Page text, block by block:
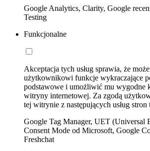
Google Analytics, Clarity, Google
Testing
Funkcjonalne
Akceptacja tych usług sprawia, że
użytkownikowi funkcje wykraczające
podstawowe i umożliwić mu wygodne
witryny internetowej. Za zgodą
tej witrynie z następujących usług stron
Google Tag Manager, UET (Universal
Consent Mode od Microsoft, Google
Freshchat